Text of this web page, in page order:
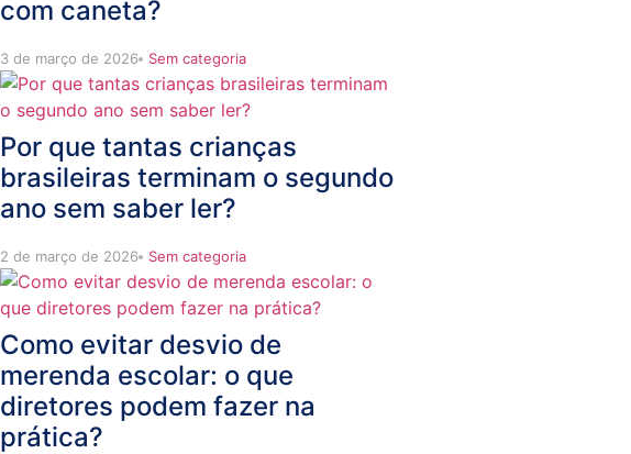
com caneta?
3 de março de 2026 Sem categoria
Por que tantas crianças
brasileiras terminam o segundo
ano sem saber ler?
2 de março de 2026 Sem categoria
Como evitar desvio de
merenda escolar: o que
diretores podem fazer na
prática?